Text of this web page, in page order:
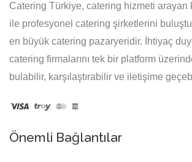
Catering Türkiye, catering hizmeti arayan
ile profesyonel catering şirketlerini
en büyük catering pazaryeridir. İhtiyaç
catering firmalarını tek bir platform
bulabilir, karşılaştırabilir ve iletişime
Önemli Bağlantılar